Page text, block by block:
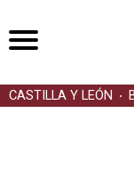
CASTILLA Y LEÓN